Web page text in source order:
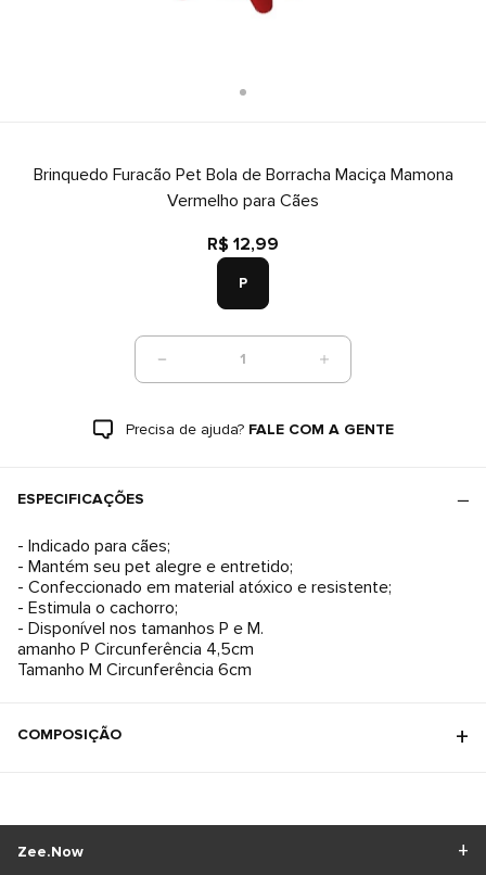
Brinquedo Furacão Pet Bola de Borracha Maciça Mamona
Vermelho para Cães
R$ 12,99
P
1
Precisa de ajuda? FALE COM A GENTE
ESPECIFICAÇÕES
- Indicado para cães;
- Mantém seu pet alegre e entretido;
- Confeccionado em material atóxico e resistente;
- Estimula o cachorro;
- Disponível nos tamanhos P e M.
amanho P Circunferência 4,5cm
Tamanho M Circunferência 6cm
COMPOSIÇÃO
Zee.Now